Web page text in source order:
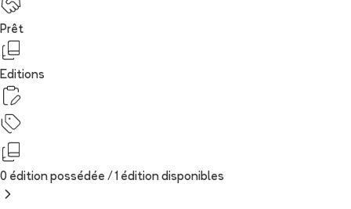
Prêt
Editions
0 édition possédée / 1 édition disponibles